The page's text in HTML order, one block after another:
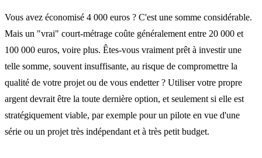
Vous avez économisé 4 000 euros ? C'est une somme considérable.
Mais un "vrai" court-métrage coûte généralement entre 20 000 et
100 000 euros, voire plus. Êtes-vous vraiment prêt à investir une
telle somme, souvent insuffisante, au risque de compromettre la
qualité de votre projet ou de vous endetter ? Utiliser votre propre
argent devrait être la toute dernière option, et seulement si elle est
stratégiquement viable, par exemple pour un pilote en vue d'une
série ou un projet très indépendant et à très petit budget.